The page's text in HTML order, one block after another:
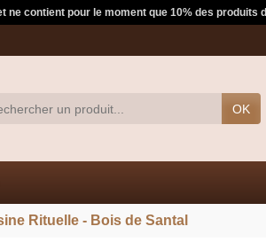
ne contient pour le moment que 10% des produits
OK
Rituelle - Bois de Santal